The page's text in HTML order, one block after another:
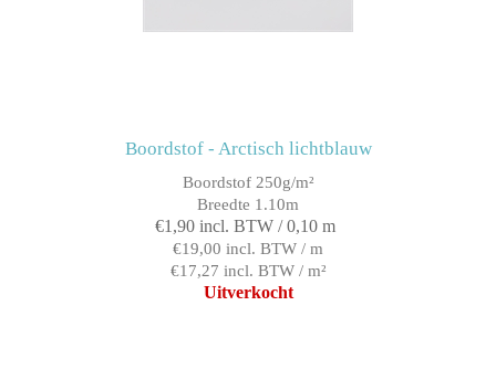
Boordstof - Arctisch lichtblauw
Boordstof 250g/m²
Breedte 1.10m
€1,90 incl. BTW / 0,10 m
€19,00 incl. BTW / m
€17,27 incl. BTW / m²
Uitverkocht